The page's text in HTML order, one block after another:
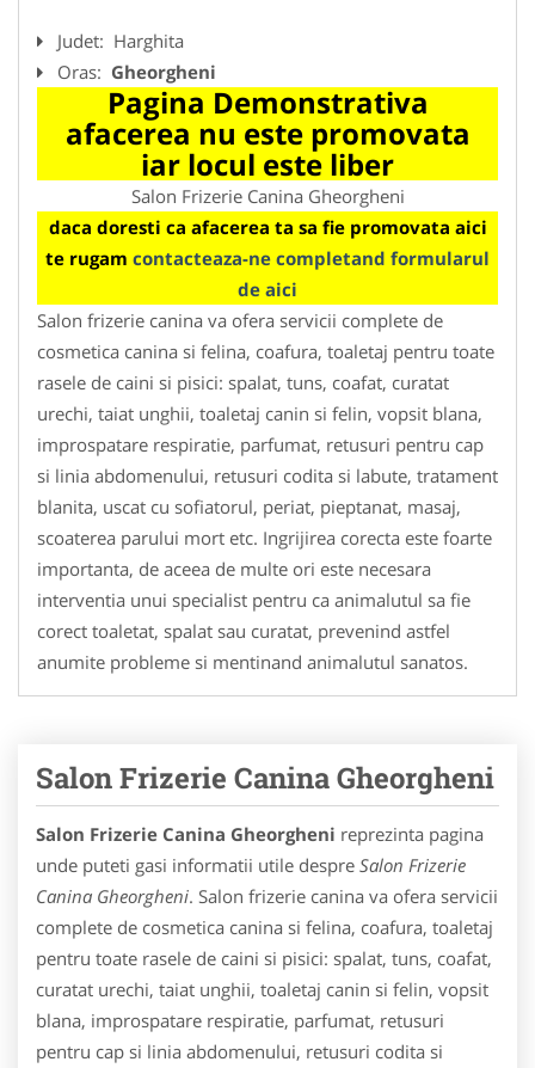
Judet: Harghita
Oras: Gheorgheni
Pagina Demonstrativa
afacerea nu este promovata
iar locul este liber
Salon Frizerie Canina Gheorgheni
daca doresti ca afacerea ta sa fie promovata aici
te rugam contacteaza-ne completand formularul
de aici
Salon frizerie canina va ofera servicii complete de
cosmetica canina si felina, coafura, toaletaj pentru toate
rasele de caini si pisici: spalat, tuns, coafat, curatat
urechi, taiat unghii, toaletaj canin si felin, vopsit blana,
improspatare respiratie, parfumat, retusuri pentru cap
si linia abdomenului, retusuri codita si labute, tratament
blanita, uscat cu sofiatorul, periat, pieptanat, masaj,
scoaterea parului mort etc. Ingrijirea corecta este foarte
importanta, de aceea de multe ori este necesara
interventia unui specialist pentru ca animalutul sa fie
corect toaletat, spalat sau curatat, prevenind astfel
anumite probleme si mentinand animalutul sanatos.
Salon Frizerie Canina Gheorgheni
Salon Frizerie Canina Gheorgheni reprezinta pagina
unde puteti gasi informatii utile despre Salon Frizerie
Canina Gheorgheni. Salon frizerie canina va ofera servicii
complete de cosmetica canina si felina, coafura, toaletaj
pentru toate rasele de caini si pisici: spalat, tuns, coafat,
curatat urechi, taiat unghii, toaletaj canin si felin, vopsit
blana, improspatare respiratie, parfumat, retusuri
pentru cap si linia abdomenului, retusuri codita si